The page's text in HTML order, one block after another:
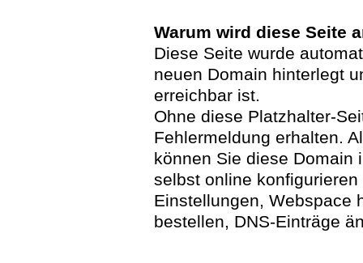
Warum wird diese Seite
Diese Seite wurde
neuen Domain hinterlegt
erreichbar ist.
Ohne diese Platzhalter-
Fehlermeldung erhalten.
können Sie diese Domain
selbst online
Einstellungen, Webspace
bestellen, DNS-Einträge